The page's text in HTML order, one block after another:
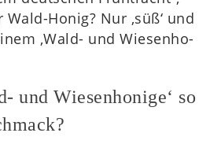
Honig? Nur ‚süß‘ und
‚Wald- und Wie­sen­ho­
und Wiesenhonige‘ so